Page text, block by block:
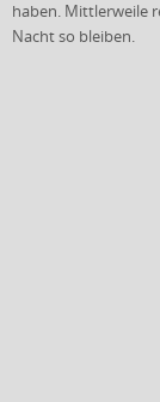
haben. Mittlerweile
Nacht so bleiben.